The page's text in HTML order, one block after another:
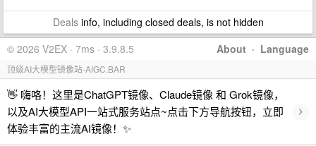
Dealsinfo, including closed deals, is not hidden
About · Language
© 2026 V2EX · 7ms · 3.9.8.5
顶级AI大模型镜像站-AIGC.BAR
👋 嗨咯！这里是ChatGPT镜像、Claude镜像 和 Grok镜像，
以及AI大模型API一站式服务站点~点击下方导航按钮，立即
体验丰富的主流AI镜像！✨
›